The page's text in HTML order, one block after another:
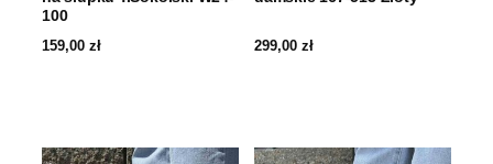
100
159,00 zł 299,00 zł